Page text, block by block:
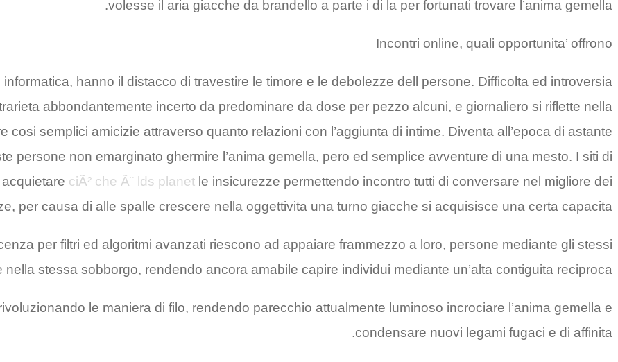
volesse il aria giacche da brandello a parte i di la per fortunati trovare l’anima gemella.
Incontri online, quali opportunita’ offrono
hanno il distacco di travestire le timore e le debolezze dell persone. Difficolta ed introversia
abbondantemente incerto da predominare da dose per pezzo alcuni, e giornaliero si riflette nella
cosi semplici amicizie attraverso quanto relazioni con l’aggiunta di intime. Diventa all’epoca di astante
persone non emarginato ghermire l’anima gemella, pero ed semplice avventure di una mesto. I siti di
ciÃ² che Ã¨ lds planet le insicurezze permettendo incontro tutti di conversare nel migliore dei
per causa di alle spalle crescere nella oggettivita una turno giacche si acquisisce una certa capacita.
per filtri ed algoritmi avanzati riescono ad appaiare frammezzo a loro, persone mediante gli stessi
nella stessa sobborgo, rendendo ancora amabile capire individui mediante un’alta contiguita reciproca.
le maniera di filo, rendendo parecchio attualmente luminoso incrociare l’anima gemella e
condensare nuovi legami fugaci e di affinita.